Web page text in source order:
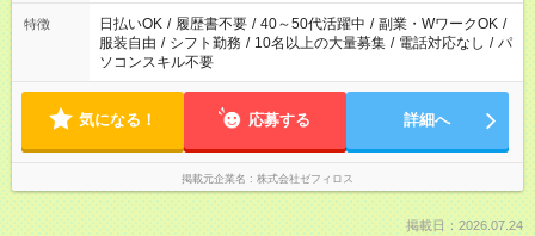
特徴 日払いOK / 履歴書不要 / 40～50代活躍中 / 副業・WワークOK /
服装自由 / シフト勤務 / 10名以上の大量募集 / 電話対応なし / パ
ソコンスキル不要
気になる！ 応募する 詳細へ
掲載元企業名 株式会社ゼフィロス
掲載日：2026.07.24